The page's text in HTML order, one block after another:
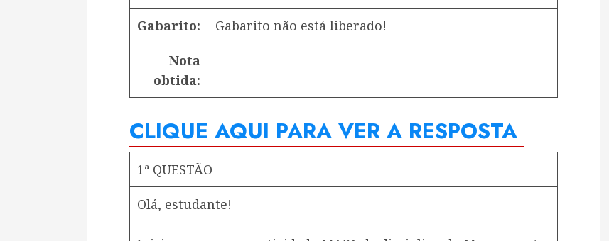
Gabarito: Gabarito não está liberado!
Nota
obtida:
CLIQUE AQUI PARA VER A RESPOSTA
1ª QUESTÃO
Olá, estudante!